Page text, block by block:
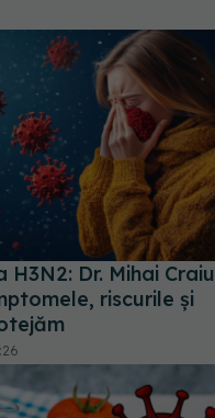
H3N2: Dr. Mihai Craiu
riscurile și